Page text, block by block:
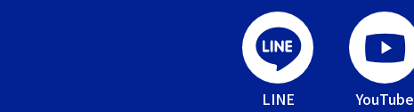
LINE YouTube